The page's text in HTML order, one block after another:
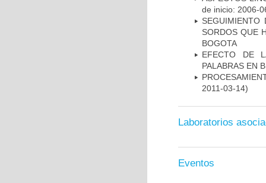
de inicio: 2006-
SEGUIMIENTO
SORDOS QUE
BOGOTA
EFECTO DE
PALABRAS EN
2011-03-14)
Laboratorios
Eventos